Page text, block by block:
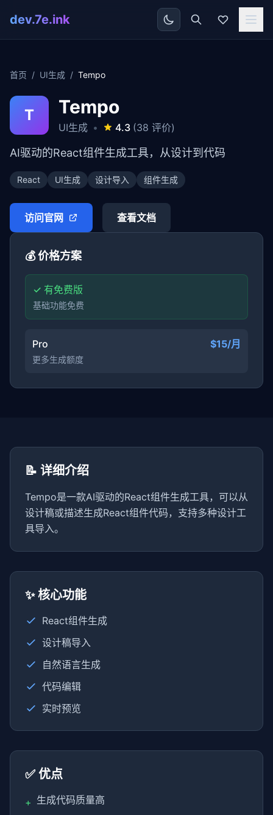
dev.7e.ink
首页 / UI生成 / Tempo
T Tempo
UI生成 • 4.3 (38 评价)
AI驱动的React组件生成工具，从设计到代码
React UI生成 设计导入 组件生成
访问官网 查看文档
💰 价格方案
✓ 有免费版
基础功能免费
Pro $15/月
更多生成额度
📝 详细介绍
Tempo是一款AI驱动的React组件生成工具，可以从
设计稿或描述生成React组件代码，支持多种设计工
具导入。
✨ 核心功能
React组件生成
设计稿导入
自然语言生成
代码编辑
实时预览
✅ 优点
+ 生成代码质量高